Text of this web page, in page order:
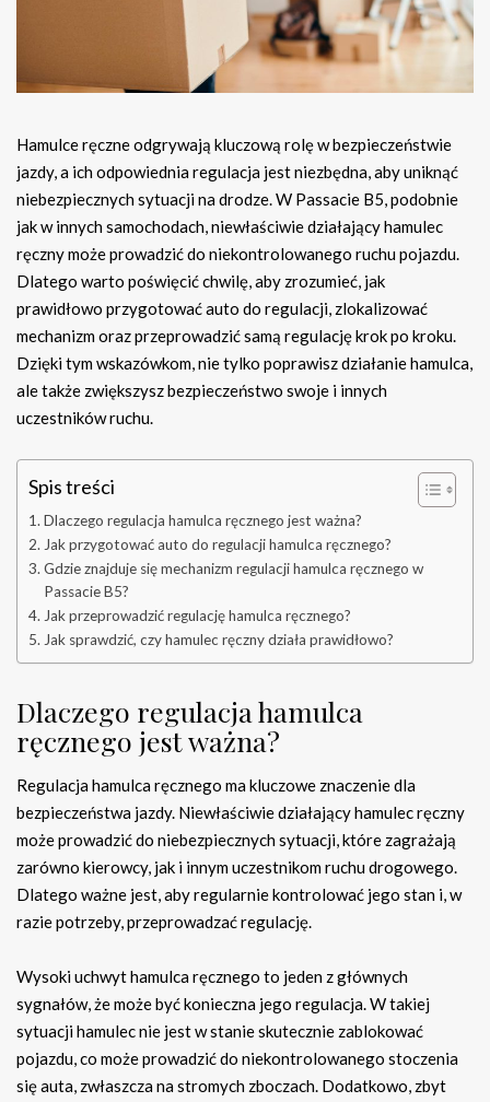
Hamulce ręczne odgrywają kluczową rolę w bezpieczeństwie
jazdy, a ich odpowiednia regulacja jest niezbędna, aby uniknąć
niebezpiecznych sytuacji na drodze. W Passacie B5, podobnie
jak w innych samochodach, niewłaściwie działający hamulec
ręczny może prowadzić do niekontrolowanego ruchu pojazdu.
Dlatego warto poświęcić chwilę, aby zrozumieć, jak
prawidłowo przygotować auto do regulacji, zlokalizować
mechanizm oraz przeprowadzić samą regulację krok po kroku.
Dzięki tym wskazówkom, nie tylko poprawisz działanie hamulca,
ale także zwiększysz bezpieczeństwo swoje i innych
uczestników ruchu.
Spis treści
Dlaczego regulacja hamulca ręcznego jest ważna?
Jak przygotować auto do regulacji hamulca ręcznego?
Gdzie znajduje się mechanizm regulacji hamulca ręcznego w
Passacie B5?
Jak przeprowadzić regulację hamulca ręcznego?
Jak sprawdzić, czy hamulec ręczny działa prawidłowo?
Dlaczego regulacja hamulca
ręcznego jest ważna?
Regulacja hamulca ręcznego ma kluczowe znaczenie dla
bezpieczeństwa jazdy. Niewłaściwie działający hamulec ręczny
może prowadzić do niebezpiecznych sytuacji, które zagrażają
zarówno kierowcy, jak i innym uczestnikom ruchu drogowego.
Dlatego ważne jest, aby regularnie kontrolować jego stan i, w
razie potrzeby, przeprowadzać regulację.
Wysoki uchwyt hamulca ręcznego to jeden z głównych
sygnałów, że może być konieczna jego regulacja. W takiej
sytuacji hamulec nie jest w stanie skutecznie zablokować
pojazdu, co może prowadzić do niekontrolowanego stoczenia
się auta, zwłaszcza na stromych zboczach. Dodatkowo, zbyt